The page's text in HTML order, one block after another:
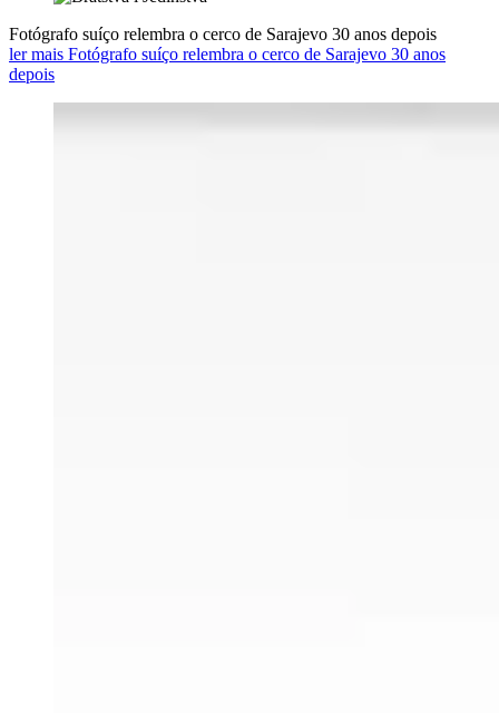
Fotógrafo suíço relembra o cerco de Sarajevo 30 anos depois
ler mais Fotógrafo suíço relembra o cerco de Sarajevo 30 anos
depois